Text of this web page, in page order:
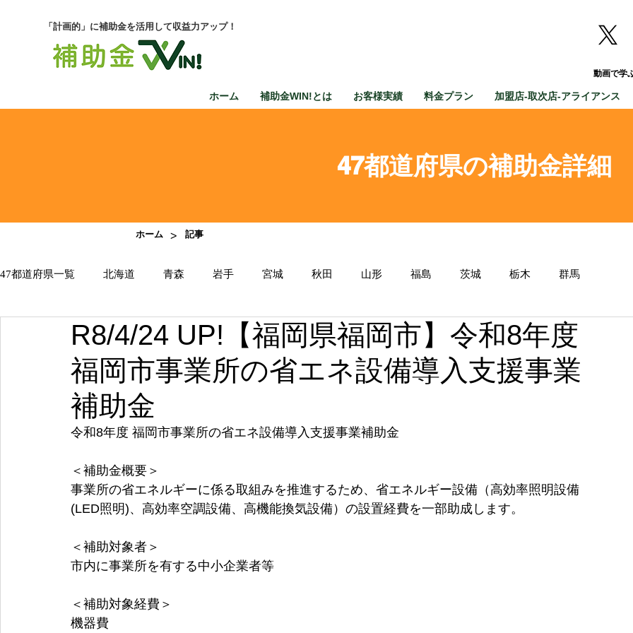
「計画的」に補助金を活用して収益力アップ！
動画で学
ホーム 補助金WIN!とは お客様実績 料金プラン 加盟店-取次店-アライアンス
47都道府県の補助金詳細
ホーム > 記事
47都道府県一覧 北海道 青森 岩手 宮城 秋田 山形 福島 茨城 栃木 群馬
千葉 東京 神奈川 新潟 富山 石川 福井 山梨 長野 岐阜
三重 滋賀 京都 大阪 兵庫 奈良 和歌山
R8/4/24 UP!【福岡県福岡市】令和8年度
福岡市事業所の省エネ設備導入支援事業
補助金
令和8年度 福岡市事業所の省エネ設備導入支援事業補助金
＜補助金概要＞
事業所の省エネルギーに係る取組みを推進するため、省エネルギー設備（高効率照明設備
(LED照明)、高効率空調設備、高機能換気設備）の設置経費を一部助成します。
＜補助対象者＞
市内に事業所を有する中小企業者等
＜補助対象経費＞
機器費